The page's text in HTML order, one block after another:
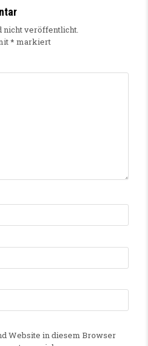
nicht veröffentlicht.
* markiert
Website in diesem Browser